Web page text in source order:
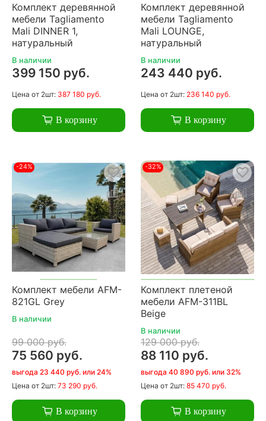
Комплект деревянной
мебели Tagliamento
Mali DINNER 1,
натуральный
В наличии
399 150 руб.
Цена от 2шт: 387 180 руб.
В корзину
Комплект деревянной
мебели Tagliamento
Mali LOUNGE,
натуральный
В наличии
243 440 руб.
Цена от 2шт: 236 140 руб.
В корзину
-24%
Комплект мебели AFM-
821GL Grey
В наличии
99 000 руб.
75 560 руб.
выгода 23 440 руб. или 24%
Цена от 2шт: 73 290 руб.
В корзину
-32%
Комплект плетеной
мебели AFM-311BL
Beige
В наличии
129 000 руб.
88 110 руб.
выгода 40 890 руб. или 32%
Цена от 2шт: 85 470 руб.
В корзину